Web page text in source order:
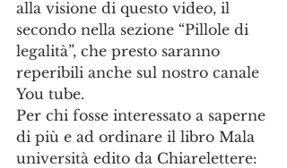
alla visione di questo video, il
secondo nella sezione “Pillole di
legalità”, che presto saranno
reperibili anche sul nostro canale
You tube.
Per chi fosse interessato a saperne
di più e ad ordinare il libro Mala
università edito da Chiarelettere: